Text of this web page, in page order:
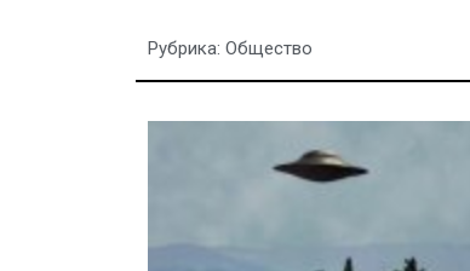
Рубрика: Общество